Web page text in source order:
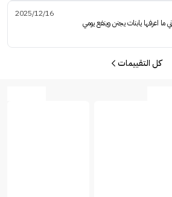
2025/12/16
ما اعرفها يابنات يجنن وينفع يومي
كل التقييمات